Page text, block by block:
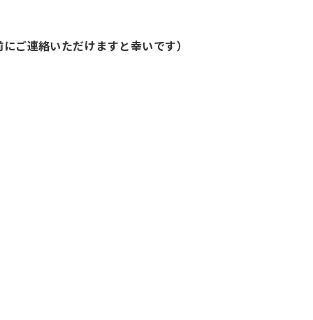
ご連絡いただけますと幸いです）